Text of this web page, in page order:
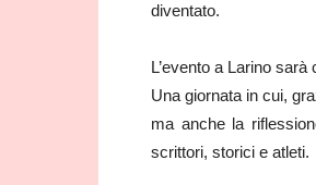
diventato.
L’evento a Larino
Una giornata in cui,
ma anche la
scrittori, storici e atleti.